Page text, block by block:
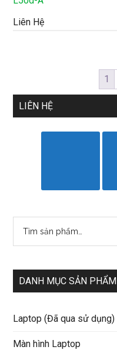
Liên Hệ
1
LIÊN HỆ
kiếm:
DANH MỤC SẢN PHẨM
Laptop (Đã qua sử dụng)
Màn hình Laptop